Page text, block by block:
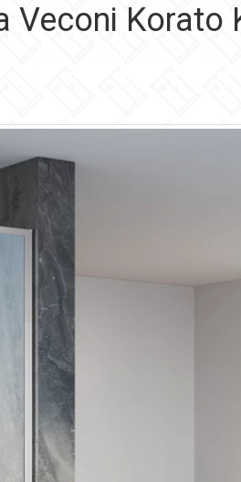
Korato